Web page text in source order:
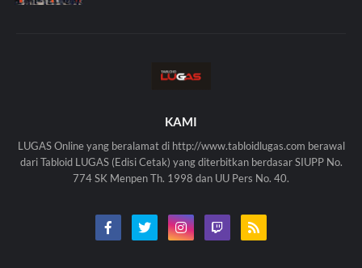
KAMI
LUGAS Online yang beralamat di http://www.tabloidlugas.com berawal
dari Tabloid LUGAS (Edisi Cetak) yang diterbitkan berdasar SIUPP No.
774 SK Menpen Th. 1998 dan UU Pers No. 40.